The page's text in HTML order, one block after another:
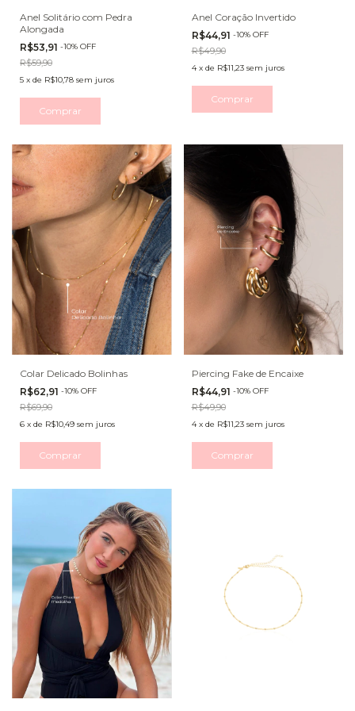
Anel Solitário com Pedra
Alongada
R$53,91 -10% OFF
R$59,90
5 x de R$10,78 sem juros
Comprar
Anel Coração Invertido
R$44,91 -10% OFF
R$49,90
4 x de R$11,23 sem juros
Comprar
Colar Delicado Bolinhas
R$62,91 -10% OFF
R$69,90
6 x de R$10,49 sem juros
Comprar
Piercing Fake de Encaixe
R$44,91 -10% OFF
R$49,90
4 x de R$11,23 sem juros
Comprar